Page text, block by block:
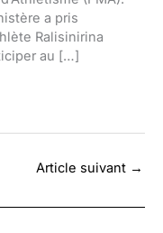
a pris
Ralisinirina
au […]
Article suivant →